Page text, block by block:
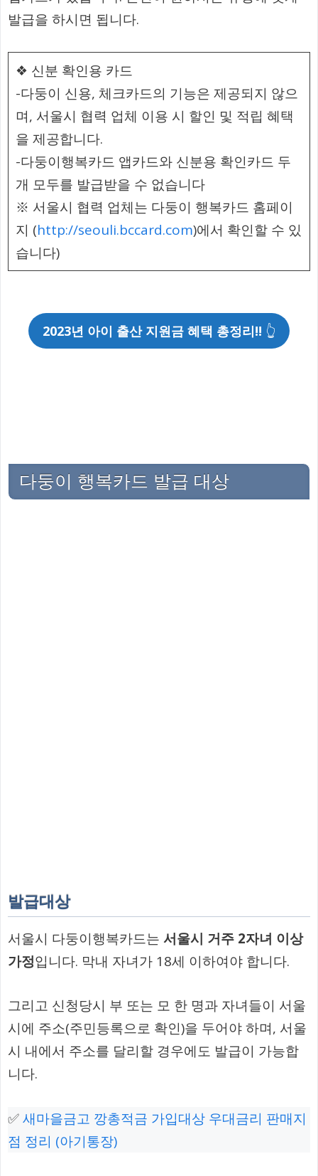
발급을 하시면 됩니다.
❖ 신분 확인용 카드
-다둥이 신용, 체크카드의 기능은 제공되지 않으
며, 서울시 협력 업체 이용 시 할인 및 적립 혜택
을 제공합니다.
-다둥이행복카드 앱카드와 신분용 확인카드 두
개 모두를 발급받을 수 없습니다
※ 서울시 협력 업체는 다둥이 행복카드 홈페이
지 (http://seouli.bccard.com)에서 확인할 수 있
습니다)
2023년 아이 출산 지원금 혜택 총정리!! 👆
다둥이 행복카드 발급 대상
발급대상
서울시 다둥이행복카드는 서울시 거주 2자녀 이상
가정입니다. 막내 자녀가 18세 이하여야 합니다.
그리고 신청당시 부 또는 모 한 명과 자녀들이 서울
시에 주소(주민등록으로 확인)을 두어야 하며, 서울
시 내에서 주소를 달리할 경우에도 발급이 가능합
니다.
✅새마을금고 깡총적금 가입대상 우대금리 판매지
점 정리 (아기통장)